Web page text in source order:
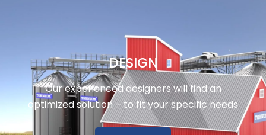
DESIGN
Our experienced designers will find an
optimized solution – to fit your specific needs